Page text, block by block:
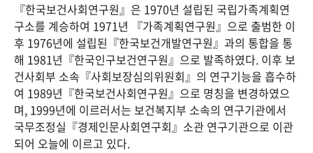
연구 역사
정책과 연구 키워드로 보는 연구 역사
연구자들
간행물 변천사
기록물 아카이브
사진 아카이브 문서 기록물 행정박물 영상 기록물
『한국보건사회연구원』은 1970년 설립된 국립가족계획연
구소를 계승하여 1971년 『가족계획연구원』으로 출범한 이
후 1976년에 설립된『한국보건개발연구원』과의 통합을 통
해 1981년『한국인구보건연구원』으로 발족하였다. 이후 보
건사회부 소속『사회보장심의위원회』의 연구기능을 흡수하
여 1989년『한국보건사회연구원』으로 명칭을 변경하였으
며, 1999년에 이르러서는 보건복지부 소속의 연구기관에서
국무조정실『경제인문사회연구회』소관 연구기관으로 이관
되어 오늘에 이르고 있다.